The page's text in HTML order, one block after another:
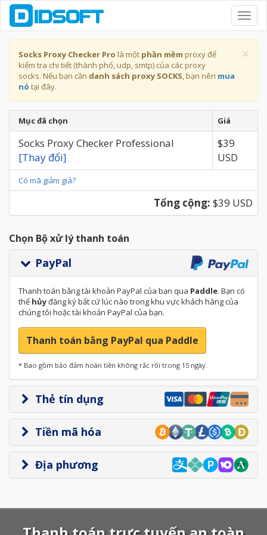
×
Socks Proxy Checker Pro là một phần mềm proxy để
kiểm tra chi tiết (thành phố, udp, smtp) của các proxy
socks. Nếu bạn cần danh sách proxy SOCKS, bạn nên mua
nó tại đây.
Mục đã chọn Giá
Socks Proxy Checker Professional
[Thay đổi]
$39
USD
Có mã giảm giá?
Tổng cộng: $39 USD
Chọn Bộ xử lý thanh toán
PayPal
Thanh toán bằng tài khoản PayPal của bạn qua Paddle. Bạn có
thể hủyđăng ký bất cứ lúc nào trong khu vực khách hàng của
chúng tôi hoặc tài khoản PayPal của bạn.
Thanh toán bằng PayPal qua Paddle
* Bao gồm bảo đảm hoàn tiền không rắc rối trong 15 ngày.
Thẻ tín dụng
Tiền mã hóa
Địa phương